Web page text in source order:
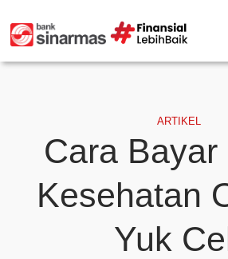
ARTIKEL
Cara Bayar
Kesehatan
Yuk